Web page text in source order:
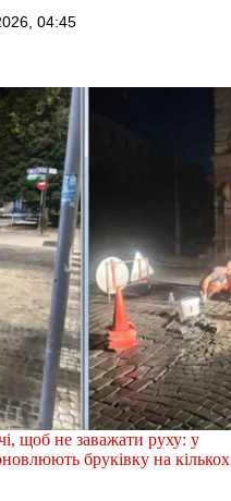
04:45
щоб не заважати руху: у
бруківку на кількох